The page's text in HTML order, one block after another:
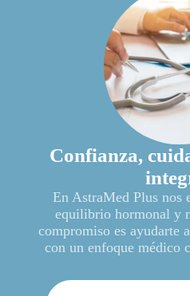
Confianza,
En AstraMed Plus nos
equilibrio hormonal y
compromiso es ayudarte
con un enfoque médico